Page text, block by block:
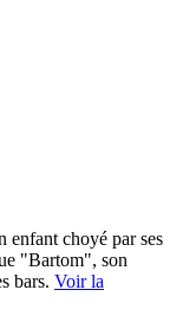
enfant choyé par ses
"Bartom", son
bars. Voir la